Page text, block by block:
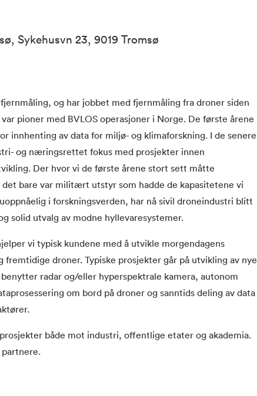
Sykehusvn 23, 9019 Tromsø
og har jobbet med fjernmåling fra droner siden
pioner med BVLOS operasjoner i Norge. De første årene
innhenting av data for miljø- og klimaforskning. I de senere
og næringsrettet fokus med prosjekter innen
Der hvor vi de første årene stort sett måtte
bare var militært utstyr som hadde de kapasitetene vi
i forskningsverden, har nå sivil droneindustri blitt
solid utvalg av modne hyllevaresystemer.
vi typisk kundene med å utvikle morgendagens
fremtidige droner. Typiske prosjekter går på utvikling av nye
radar og/eller hyperspektrale kamera, autonom
om bord på droner og sanntids deling av data
både mot industri, offentlige etater og akademia.
partnere.